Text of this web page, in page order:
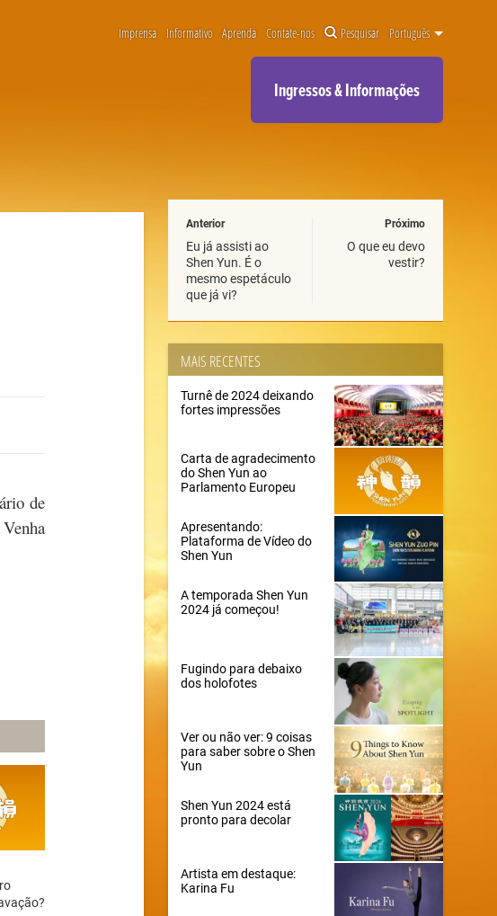
Imprensa Informativo Aprenda Contate-nos Pesquisar Português
Ingressos & Informações
de
Anterior
Eu já assisti ao
Shen Yun. É o
mesmo espetáculo
que já vi?
Próximo
O que eu devo
vestir?
MAIS RECENTES
Turnê de 2024 deixando
fortes impressões
Carta de agradecimento
do Shen Yun ao
Parlamento Europeu
Apresentando:
Plataforma de Vídeo do
Shen Yun
A temporada Shen Yun
2024 já começou!
Fugindo para debaixo
dos holofotes
Ver ou não ver: 9 coisas
para saber sobre o Shen
Yun
Shen Yun 2024 está
pronto para decolar
Artista em destaque:
Karina Fu